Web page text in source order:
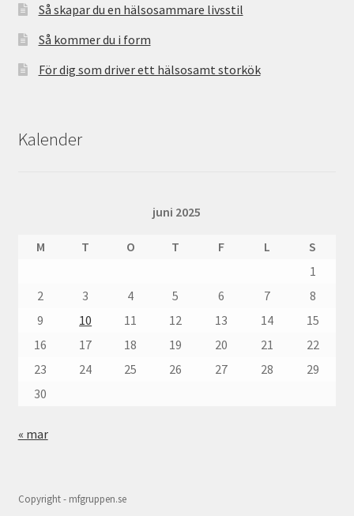
Så skapar du en hälsosammare livsstil
Så kommer du i form
För dig som driver ett hälsosamt storkök
Kalender
juni 2025
M T O T F L
S
1
2
3 4 5 6 7
8
9
10 11 12 13 14
15
16
17 18 19 20 21
22
23
24 25 26 27 28
29
30
« mar